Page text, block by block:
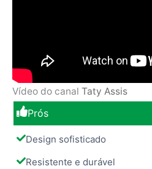
Vídeo do canal Taty Assis
Prós
Design sofisticado
Resistente e durável